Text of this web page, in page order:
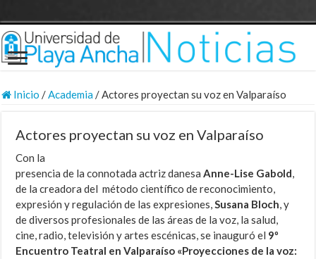
Inicio /Academia/Actores proyectan su voz en Valparaíso
Actores proyectan su voz en Valparaíso
Con la
presencia de la connotada actriz danesaAnne-Lise Gabold,
de la creadora del método científico de reconocimiento,
expresión y regulación de las expresiones,Susana Bloch, y
de diversos profesionales de las áreas de la voz, la salud,
cine, radio, televisión y artes escénicas, se inauguró el 9º
Encuentro Teatral en Valparaíso «Proyecciones de la voz: